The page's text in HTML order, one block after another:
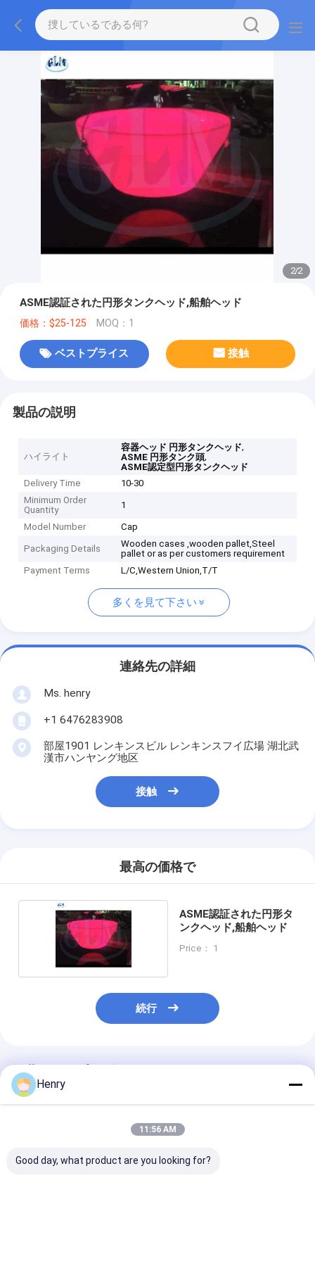
2/2
ASME認証された円形タンクヘッド,船舶ヘッド
価格：$25-125 MOQ：1
ベストプライス 接触
製品の説明
ハイライト
容器ヘッド 円形タンクヘッド,
ASME 円形タンク頭,
ASME認定型円形タンクヘッド
Delivery Time
10-30
Minimum Order
Quantity
1
Model Number Cap
Packaging Details
Wooden cases ,wooden pallet,Steel
pallet or as per customers requirement
Payment Terms
L/C,Western Union,T/T
多くを見て下さい
連絡先の詳細
Ms. henry
+1 6476283908
部屋1901 レンキンスビル レンキンスフイ広場 湖北武
漢市ハンヤング地区
接触
最高の価格で
ASME認証された円形タ
ンクヘッド,船舶ヘッド
Price： 1
続行
推薦されたプロダクト
Henry
11:56 AM
Good day, what product are you looking for?